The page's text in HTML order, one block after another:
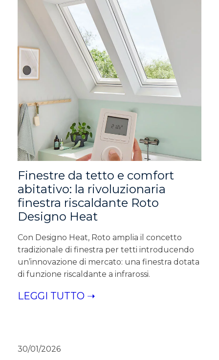
Finestre da tetto e comfort
abitativo: la rivoluzionaria
finestra riscaldante Roto
Designo Heat
Con Designo Heat, Roto amplia il concetto
tradizionale di finestra per tetti introducendo
un’innovazione di mercato: una finestra dotata
di funzione riscaldante a infrarossi.
LEGGI TUTTO ➝
30/01/2026